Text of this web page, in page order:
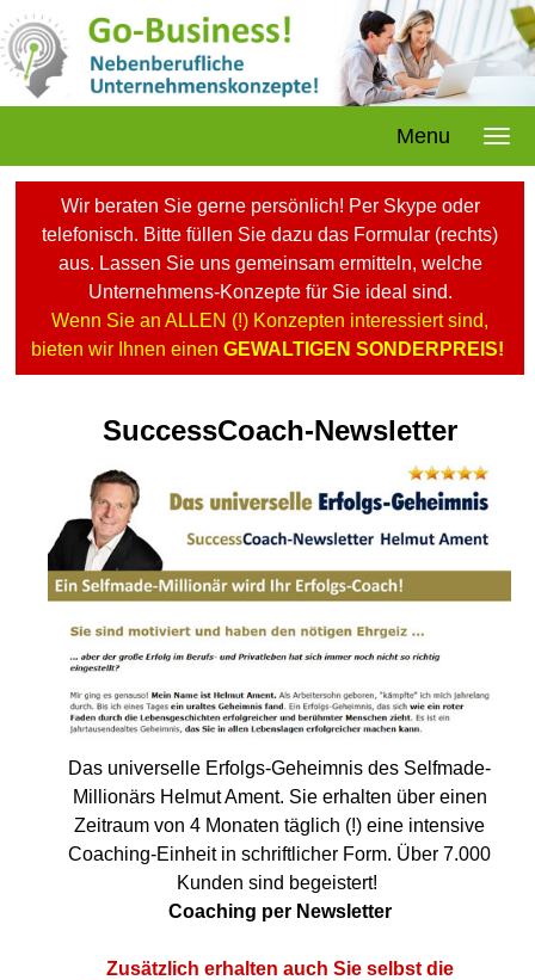
Menu
Wir beraten Sie gerne persönlich! Per Skype oder
telefonisch. Bitte füllen Sie dazu das Formular (rechts)
aus. Lassen Sie uns gemeinsam ermitteln, welche
Unternehmens-Konzepte für Sie ideal sind.
Wenn Sie an ALLEN (!) Konzepten interessiert sind,
bieten wir Ihnen einenGEWALTIGEN SONDERPREIS!
SuccessCoach-Newsletter
Das universelle Erfolgs-Geheimnis des Selfmade-
Millionärs Helmut Ament. Sie erhalten über einen
Zeitraum von 4 Monaten täglich (!) eine intensive
Coaching-Einheit in schriftlicher Form. Über 7.000
Kunden sind begeistert!
Coaching per Newsletter
Zusätzlich erhalten auch Sie selbst die